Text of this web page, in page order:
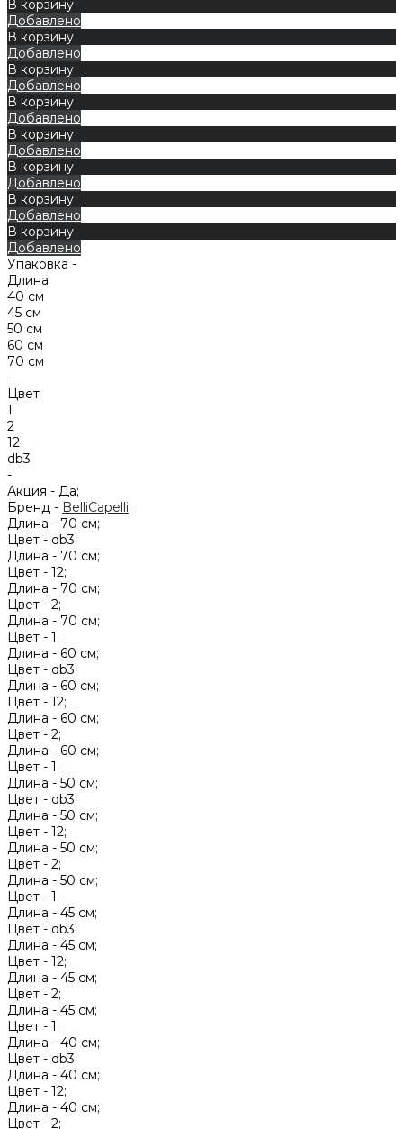
В корзину
Добавлено
В корзину
Добавлено
В корзину
Добавлено
В корзину
Добавлено
В корзину
Добавлено
В корзину
Добавлено
В корзину
Добавлено
В корзину
Добавлено
Упаковка -
Длина
40 см
45 см
50 см
60 см
70 см
-
Цвет
1
2
12
db3
-
Акция - Да;
Бренд - BelliCapelli;
Длина - 70 см;
Цвет - db3;
Длина - 70 см;
Цвет - 12;
Длина - 70 см;
Цвет - 2;
Длина - 70 см;
Цвет - 1;
Длина - 60 см;
Цвет - db3;
Длина - 60 см;
Цвет - 12;
Длина - 60 см;
Цвет - 2;
Длина - 60 см;
Цвет - 1;
Длина - 50 см;
Цвет - db3;
Длина - 50 см;
Цвет - 12;
Длина - 50 см;
Цвет - 2;
Длина - 50 см;
Цвет - 1;
Длина - 45 см;
Цвет - db3;
Длина - 45 см;
Цвет - 12;
Длина - 45 см;
Цвет - 2;
Длина - 45 см;
Цвет - 1;
Длина - 40 см;
Цвет - db3;
Длина - 40 см;
Цвет - 12;
Длина - 40 см;
Цвет - 2;